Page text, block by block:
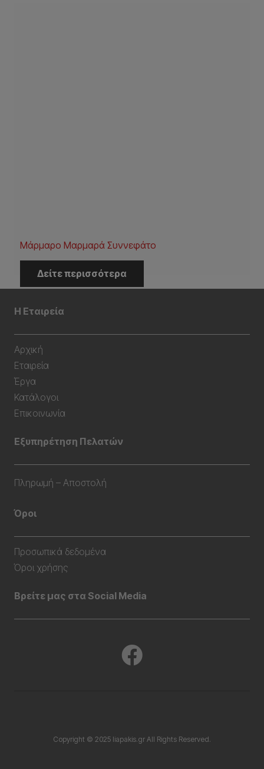
Μάρμαρο Μαρμαρά Συννεφάτο
Δείτε περισσότερα
Η Εταιρεία
Αρχική
Εταιρεία
Έργα
Κατάλογοι
Επικοινωνία
Εξυπηρέτηση Πελατών
Πληρωμή – Αποστολή
Όροι
Προσωπικά δεδομένα
Όροι χρήσης
Βρείτε μας στα Social Media
Copyright © 2025 liapakis.gr All Rights Reserved.